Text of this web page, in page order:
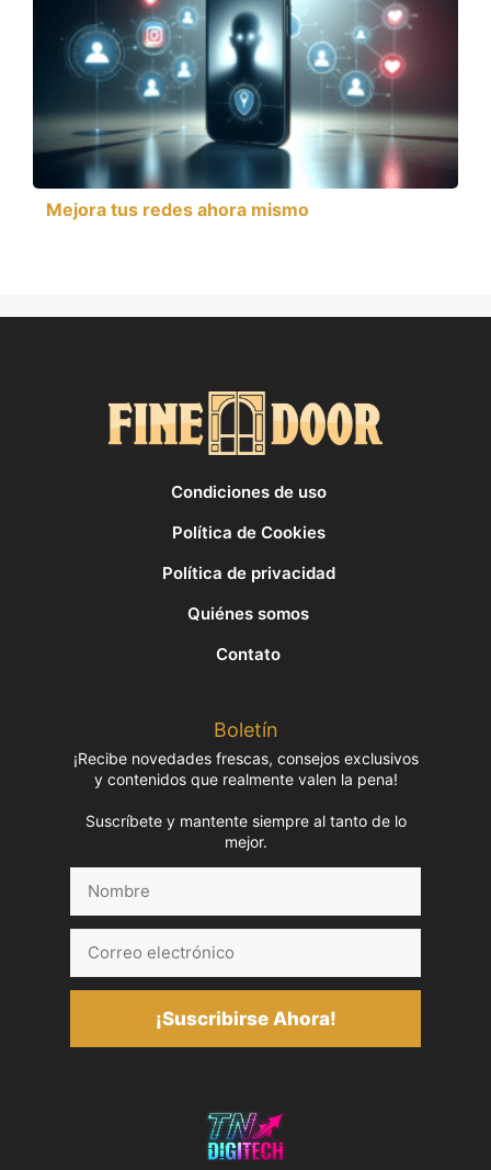
Mejora tus redes ahora mismo
Condiciones de uso
Política de Cookies
Política de privacidad
Quiénes somos
Contato
Boletín
¡Recibe novedades frescas, consejos exclusivos
y contenidos que realmente valen la pena!
Suscríbete y mantente siempre al tanto de lo
mejor.
electrónico
¡Suscribirse Ahora!